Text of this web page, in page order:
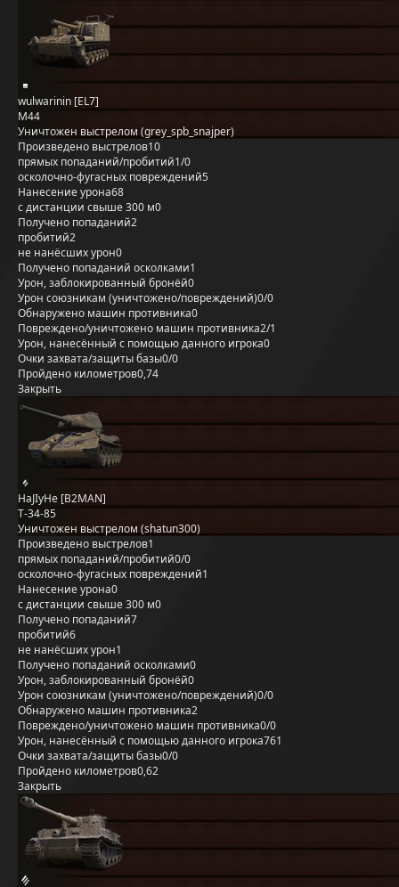
wulwarinin [EL7]
M44
Уничтожен выстрелом (grey_spb_snajper)
Произведено выстрелов10
прямых попаданий/пробитий1/0
осколочно-фугасных повреждений5
Нанесение урона68
с дистанции свыше 300 м0
Получено попаданий2
пробитий2
не нанёсших урон0
Получено попаданий осколками1
Урон, заблокированный бронёй0
Урон союзникам (уничтожено/повреждений)0/0
Обнаружено машин противника0
Повреждено/уничтожено машин противника2/1
Урон, нанесённый с помощью данного игрока0
Очки захвата/защиты базы0/0
Пройдено километров0,74
Закрыть
HaJIyHe [B2MAN]
Т-34-85
Уничтожен выстрелом (shatun300)
Произведено выстрелов1
прямых попаданий/пробитий0/0
осколочно-фугасных повреждений1
Нанесение урона0
с дистанции свыше 300 м0
Получено попаданий7
пробитий6
не нанёсших урон1
Получено попаданий осколками0
Урон, заблокированный бронёй0
Урон союзникам (уничтожено/повреждений)0/0
Обнаружено машин противника2
Повреждено/уничтожено машин противника0/0
Урон, нанесённый с помощью данного игрока761
Очки захвата/защиты базы0/0
Пройдено километров0,62
Закрыть